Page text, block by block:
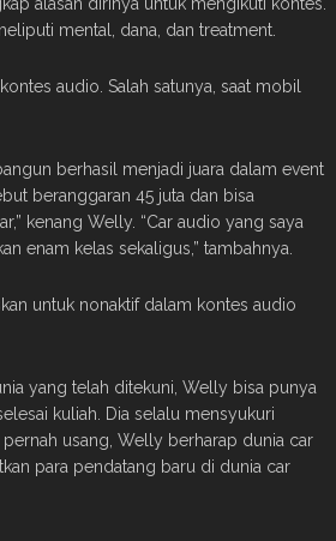
mental, dana, dan treatment.
audio. Salah satunya, saat mobil
berhasil menjadi juara dalam event
beranggaran 45 juta dan bisa
kenang Welly. “Car audio yang saya
enam kelas sekaligus,” tambahnya.
untuk nonaktif dalam kontes audio
yang telah ditekuni, Welly bisa punya
kuliah. Dia selalu mensyukuri
usang, Welly berharap dunia car
para pendatang baru di dunia car